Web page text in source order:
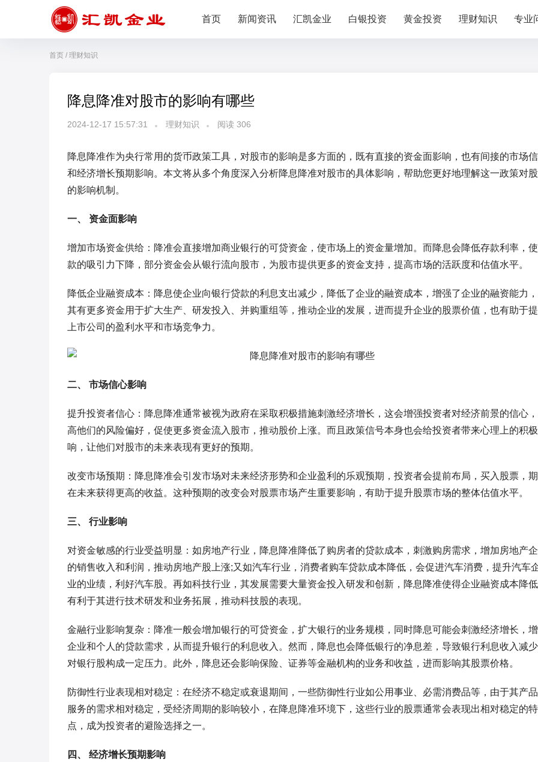
首页 新闻资讯 汇凯金业 白银投资 黄金投资 理财知识 专业
首页 / 理财知识
降息降准对股市的影响有哪些
2024-12-17 15:57:31 理财知识 阅读 306
降息降准作为央行常用的货币政策工具，对股市的影响是多方面的，既有直接的资金面影响，也有间接的市场
和经济增长预期影响。本文将从多个角度深入分析降息降准对股市的具体影响，帮助您更好地理解这一政策对
的影响机制。
一、 资金面影响
增加市场资金供给：降准会直接增加商业银行的可贷资金，使市场上的资金量增加。而降息会降低存款利率，
款的吸引力下降，部分资金会从银行流向股市，为股市提供更多的资金支持，提高市场的活跃度和估值水平。
降低企业融资成本：降息使企业向银行贷款的利息支出减少，降低了企业的融资成本，增强了企业的融资能力
其有更多资金用于扩大生产、研发投入、并购重组等，推动企业的发展，进而提升企业的股票价值，也有助于
上市公司的盈利水平和市场竞争力。
二、 市场信心影响
提升投资者信心：降息降准通常被视为政府在采取积极措施刺激经济增长，这会增强投资者对经济前景的信心
高他们的风险偏好，促使更多资金流入股市，推动股价上涨。而且政策信号本身也会给投资者带来心理上的积
响，让他们对股市的未来表现有更好的预期。
改变市场预期：降息降准会引发市场对未来经济形势和企业盈利的乐观预期，投资者会提前布局，买入股票，
在未来获得更高的收益。这种预期的改变会对股票市场产生重要影响，有助于提升股票市场的整体估值水平。
三、 行业影响
对资金敏感的行业受益明显：如房地产行业，降息降准降低了购房者的贷款成本，刺激购房需求，增加房地产
的销售收入和利润，推动房地产股上涨;又如汽车行业，消费者购车贷款成本降低，会促进汽车消费，提升汽车
业的业绩，利好汽车股。再如科技行业，其发展需要大量资金投入研发和创新，降息降准使得企业融资成本降
有利于其进行技术研发和业务拓展，推动科技股的表现。
金融行业影响复杂：降准一般会增加银行的可贷资金，扩大银行的业务规模，同时降息可能会刺激经济增长，
企业和个人的贷款需求，从而提升银行的利息收入。然而，降息也会降低银行的净息差，导致银行利息收入减
对银行股构成一定压力。此外，降息还会影响保险、证券等金融机构的业务和收益，进而影响其股票价格。
防御性行业表现相对稳定：在经济不稳定或衰退期间，一些防御性行业如公用事业、必需消费品等，由于其产
服务的需求相对稳定，受经济周期的影响较小，在降息降准环境下，这些行业的股票通常会表现出相对稳定的特
点，成为投资者的避险选择之一。
四、 经济增长预期影响